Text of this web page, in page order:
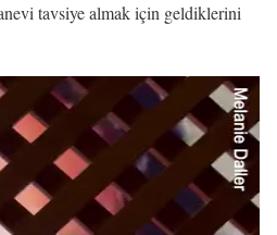
tavsiye almak için geldiklerini